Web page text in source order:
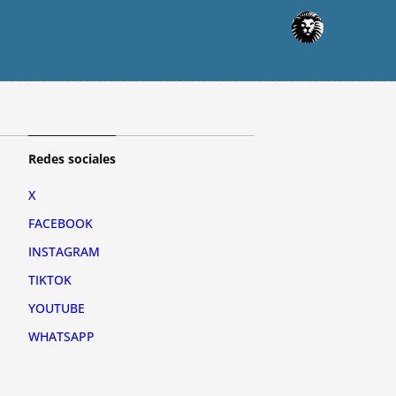
Redes sociales
X
FACEBOOK
INSTAGRAM
TIKTOK
YOUTUBE
WHATSAPP